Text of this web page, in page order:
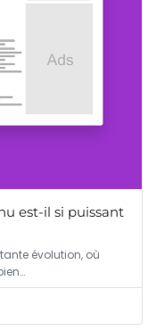
est-il si puissant
évolution, où